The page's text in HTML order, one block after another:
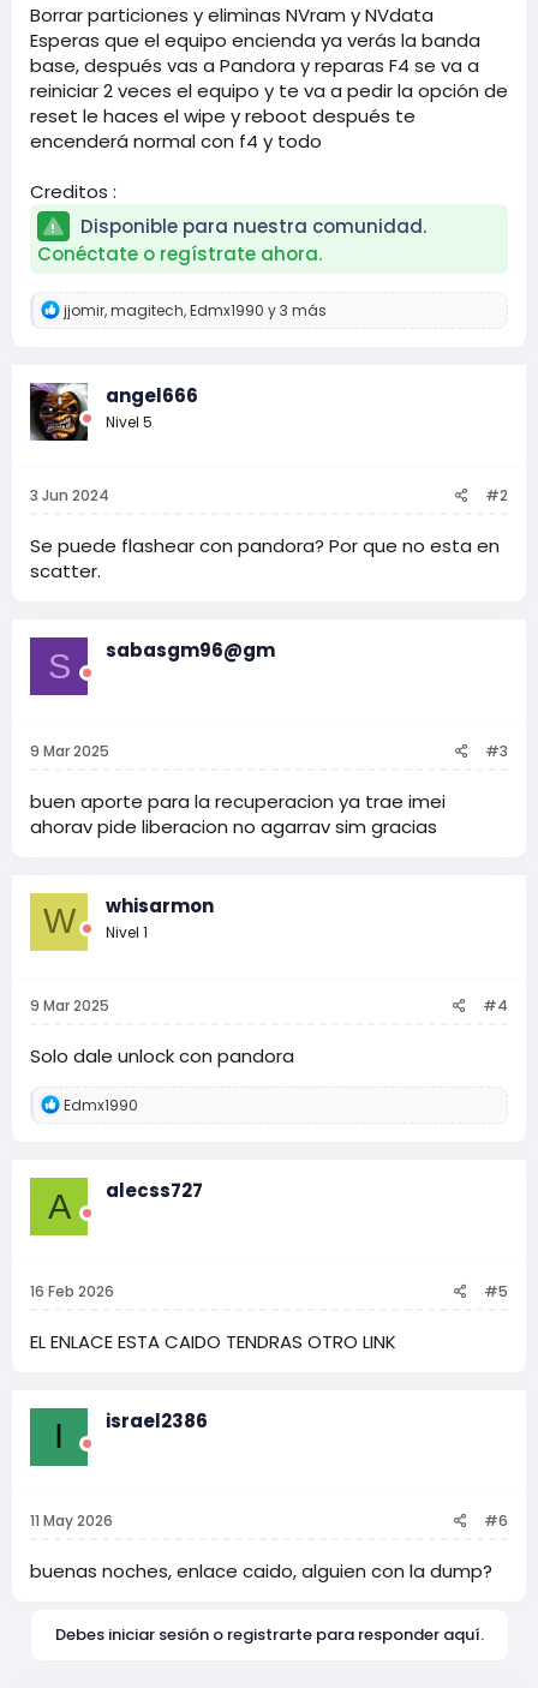
Borrar particiones y eliminas NVram y NVdata
Esperas que el equipo encienda ya verás la banda
base, después vas a Pandora y reparas F4 se va a
reiniciar 2 veces el equipo y te va a pedir la opción de
reset le haces el wipe y reboot después te
encenderá normal con f4 y todo
Creditos :
Disponible para nuestra comunidad.
Conéctate o regístrate ahora.
R
e
c
i
o
n
:
jjomir,magitech,Edmx1990 y 3 más
angel666
Nivel 5
3 Jun 2024 #2
Se puede flashear con pandora? Por que no esta en
scatter.
S sabasgm96@gm
9 Mar 2025 #3
buen aporte para la recuperacion ya trae imei
ahorav pide liberacion no agarrav sim gracias
W whisarmon
Nivel 1
9 Mar 2025 #4
Solo dale unlock con pandora
R
e
c
i
o
n
:
Edmx1990
A alecss727
16 Feb 2026 #5
EL ENLACE ESTA CAIDO TENDRAS OTRO LINK
I israel2386
11 May 2026 #6
buenas noches, enlace caido, alguien con la dump?
Debes iniciar sesión o registrarte para responder aquí.